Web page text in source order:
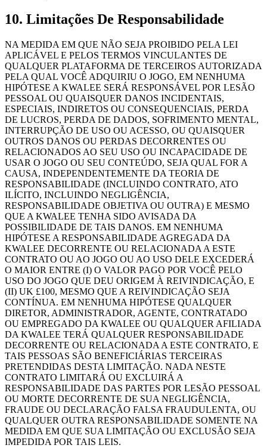
10. Limitações De Responsabilidade
NA MEDIDA EM QUE NÃO SEJA PROIBIDO PELA LEI
APLICÁVEL E PELOS TERMOS VINCULANTES DE
QUALQUER PLATAFORMA DE TERCEIROS AUTORIZADA
PELA QUAL VOCÊ ADQUIRIU O JOGO, EM NENHUMA
HIPÓTESE A KWALEE SERÁ RESPONSÁVEL POR LESÃO
PESSOAL OU QUAISQUER DANOS INCIDENTAIS,
ESPECIAIS, INDIRETOS OU CONSEQUENCIAIS, PERDA
DE LUCROS, PERDA DE DADOS, SOFRIMENTO MENTAL,
INTERRUPÇÃO DE USO OU ACESSO, OU QUAISQUER
OUTROS DANOS OU PERDAS DECORRENTES OU
RELACIONADOS AO SEU USO OU INCAPACIDADE DE
USAR O JOGO OU SEU CONTEÚDO, SEJA QUAL FOR A
CAUSA, INDEPENDENTEMENTE DA TEORIA DE
RESPONSABILIDADE (INCLUINDO CONTRATO, ATO
ILÍCITO, INCLUINDO NEGLIGÊNCIA,
RESPONSABILIDADE OBJETIVA OU OUTRA) E MESMO
QUE A KWALEE TENHA SIDO AVISADA DA
POSSIBILIDADE DE TAIS DANOS. EM NENHUMA
HIPÓTESE A RESPONSABILIDADE AGREGADA DA
KWALEE DECORRENTE OU RELACIONADA A ESTE
CONTRATO OU AO JOGO OU AO USO DELE EXCEDERÁ
O MAIOR ENTRE (I) O VALOR PAGO POR VOCÊ PELO
USO DO JOGO QUE DEU ORIGEM À REIVINDICAÇÃO, E
(II) UK £100, MESMO QUE A REIVINDICAÇÃO SEJA
CONTÍNUA. EM NENHUMA HIPÓTESE QUALQUER
DIRETOR, ADMINISTRADOR, AGENTE, CONTRATADO
OU EMPREGADO DA KWALEE OU QUALQUER AFILIADA
DA KWALEE TERÁ QUALQUER RESPONSABILIDADE
DECORRENTE OU RELACIONADA A ESTE CONTRATO, E
TAIS PESSOAS SÃO BENEFICIÁRIAS TERCEIRAS
PRETENDIDAS DESTA LIMITAÇÃO. NADA NESTE
CONTRATO LIMITARÁ OU EXCLUIRÁ A
RESPONSABILIDADE DAS PARTES POR LESÃO PESSOAL
OU MORTE DECORRENTE DE SUA NEGLIGÊNCIA,
FRAUDE OU DECLARAÇÃO FALSA FRAUDULENTA, OU
QUALQUER OUTRA RESPONSABILIDADE SOMENTE NA
MEDIDA EM QUE SUA LIMITAÇÃO OU EXCLUSÃO SEJA
IMPEDIDA POR TAIS LEIS.